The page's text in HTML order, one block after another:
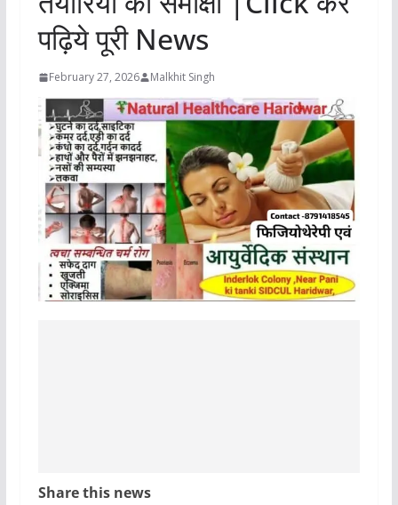
पढ़िये पूरी News
February 27, 2026 Malkhit Singh
Share this news